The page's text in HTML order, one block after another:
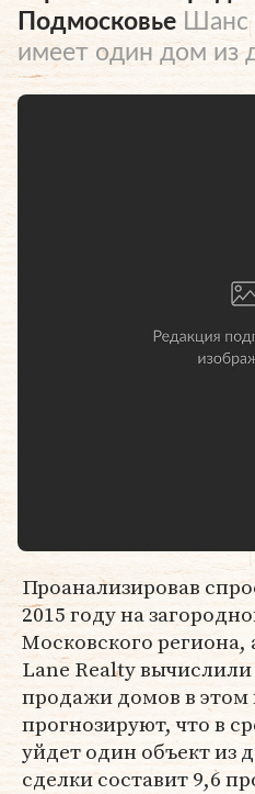
Подмосковье Шанс
имеет один дом из
Проанализировав
2015 году на
Московского региона,
Lane Realty вычислили
продажи домов в этом
прогнозируют, что в
уйдет один объект из
сделки составит 9,6